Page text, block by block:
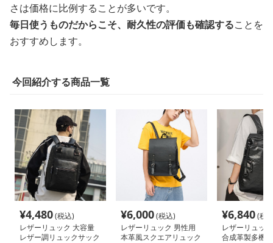
さは価格に比例することが多いです。
毎日使うものだからこそ、耐久性の評価も確認することを
おすすめします。
今回紹介する商品一覧
¥4,480(税込)
レザーリュック 大容量
レザー調リュックサック
¥6,000(税込)
レザーリュック 男性用
本革風スクエアリュック
¥6,840(税
レザーリュッ
合成革製多機